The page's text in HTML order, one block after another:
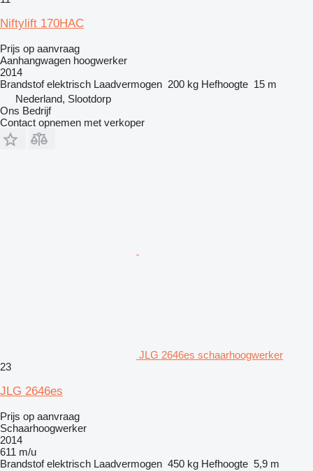
Niftylift 170HAC
Prijs op aanvraag
Aanhangwagen hoogwerker
2014
Brandstof elektrisch Laadvermogen 200 kg Hefhoogte 15 m
Nederland, Slootdorp
Ons Bedrijf
Contact opnemen met verkoper
JLG 2646es schaarhoogwerker
23
JLG 2646es
Prijs op aanvraag
Schaarhoogwerker
2014
611 m/u
Brandstof elektrisch Laadvermogen 450 kg Hefhoogte 5,9 m